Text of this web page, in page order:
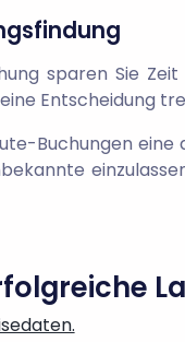
sparen Sie
Entscheidung
Buchungen eine